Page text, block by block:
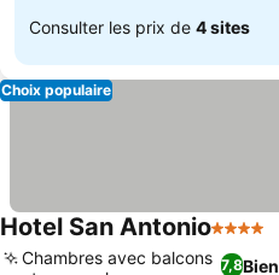
Consulter les prix de 4 sites
Choix populaire
Hotel San Antonio4 Étoiles
7,8Bien
Chambres avec balcons